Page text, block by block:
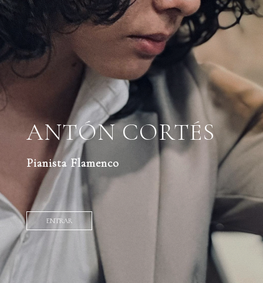
ANTÓN CORTÉS
Pianista Flamenco
ENTRAR